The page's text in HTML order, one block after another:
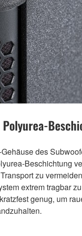
des
Beschichtung
zu
extrem tragbar
genug, um